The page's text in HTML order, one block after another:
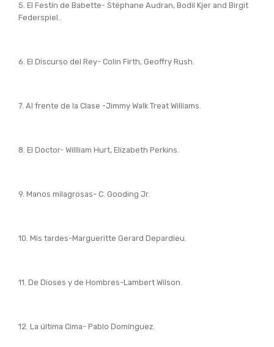
5. El Festín de Babette- Stéphane Audran, Bodil Kjer and Birgit
Federspiel..
6. El Discurso del Rey- Colin Firth, Geoffry Rush.
7. Al frente de la Clase -Jimmy Walk Treat Williams.
8. El Doctor- Willliam Hurt, Elizabeth Perkins.
9. Manos milagrosas- C. Gooding Jr.
10. Mis tardes-Margueritte Gerard Depardieu.
11. De Dioses y de Hombres-Lambert Wilson.
12. La última Cima- Pablo Domínguez.